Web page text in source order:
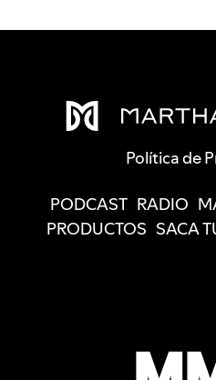
Política de
PODCAST RADIO
PRODUCTOS SACA